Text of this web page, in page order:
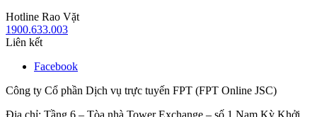
Hotline Rao Vặt
1900.633.003
Liên kết
Facebook
Công ty Cổ phần Dịch vụ trực tuyến FPT (FPT Online JSC)